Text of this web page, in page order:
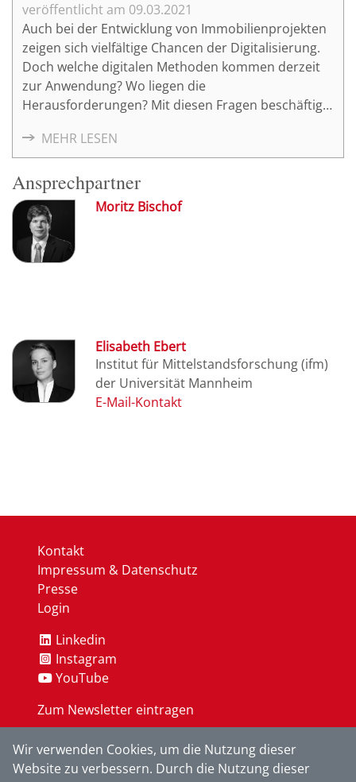
09.03.2021
Auch bei der Entwicklung von Immobilienprojekten
zeigen sich vielfältige Chancen der Digitalisierung.
Doch welche digitalen Methoden kommen derzeit
zur Anwendung? Wo liegen die
Herausforderungen? Mit diesen Fragen beschäftigt
"Digitalisierung und Projektentwicklung" am 13.
April 2021.
MEHR LESEN
Ansprechpartner
Moritz Bischof
Elisabeth Ebert
Institut für Mittelstandsforschung (ifm)
der Universität Mannheim
Kontakt
Impressum & Datenschutz
Presse
Login
Linkedin
Instagram
YouTube
Zum Newsletter eintragen
OK
Wir verwenden Cookies, um die Nutzung dieser
Website zu verbessern. Durch die Nutzung dieser